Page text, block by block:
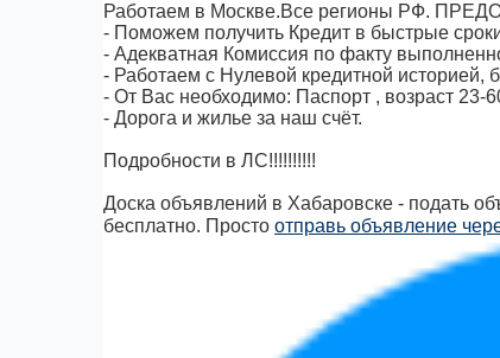
Работаем в Москве.Все регионы РФ.
- Поможем получить Кредит в быстрые
- Адекватная Комиссия по факту
- Работаем с Нулевой кредитной историей,
- От Вас необходимо: Паспорт , возраст 23-
- Дорога и жилье за наш счёт.
Подробности в ЛС!!!!!!!!!!
Доска объявлений в Хабаровске - подать
бесплатно. Просто отправь объявление